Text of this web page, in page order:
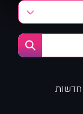
חדשות